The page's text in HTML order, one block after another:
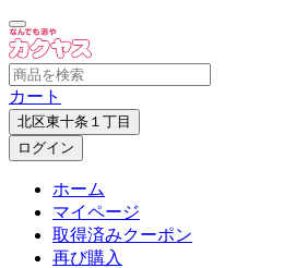
カート
北区東十条１丁目
ログイン
ホーム
マイページ
取得済みクーポン
再び購入